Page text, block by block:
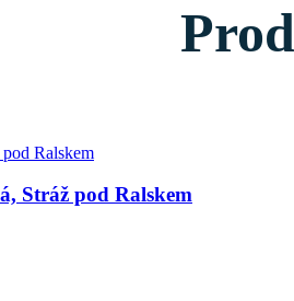
Stráž pod Ralskem